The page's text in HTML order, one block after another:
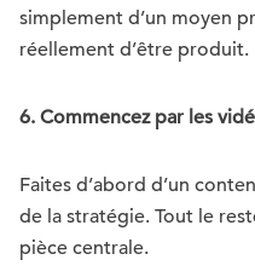
simplement d’un moyen
réellement d’être produit.
6. Commencez par les
Faites d’abord d’un
de la stratégie. Tout le
pièce centrale.